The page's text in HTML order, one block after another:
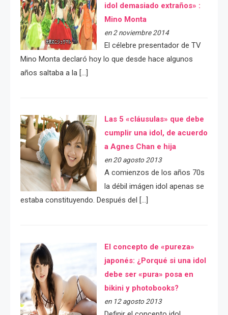
idol demasiado extraños» :
Mino Monta
en 2 noviembre 2014
El célebre presentador de TV
Mino Monta declaró hoy lo que desde hace algunos
años saltaba a la […]
Las 5 «cláusulas» que debe
cumplir una idol, de acuerdo
a Agnes Chan e hija
en 20 agosto 2013
A comienzos de los años 70s
la débil imágen idol apenas se
estaba constituyendo. Después del […]
El concepto de «pureza»
japonés: ¿Porqué si una idol
debe ser «pura» posa en
bikini y photobooks?
en 12 agosto 2013